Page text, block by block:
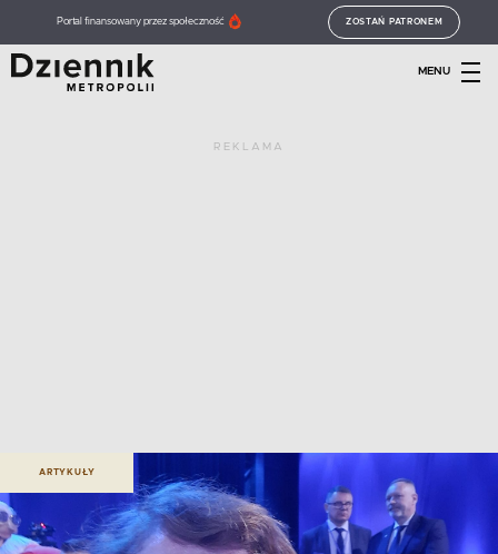
Portal finansowany przez społeczność ZOSTAŃ PATRONEM
MENU
REKLAMA
ARTYKUŁY